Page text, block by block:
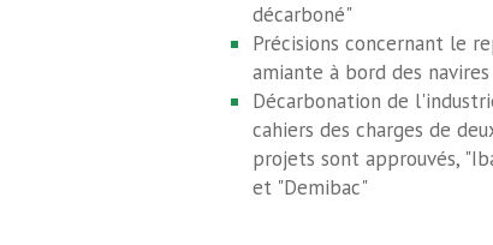
décarboné"
Précisions concernant le
amiante à bord des navires
Décarbonation de
cahiers des charges de
projets sont approuvés,
et "Demibac"